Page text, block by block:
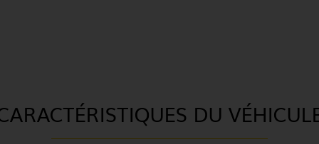
DU